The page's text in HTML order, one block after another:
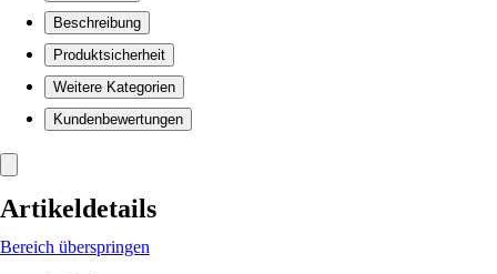
Beschreibung
Produktsicherheit
Weitere Kategorien
Kundenbewertungen
Artikeldetails
Bereich überspringen